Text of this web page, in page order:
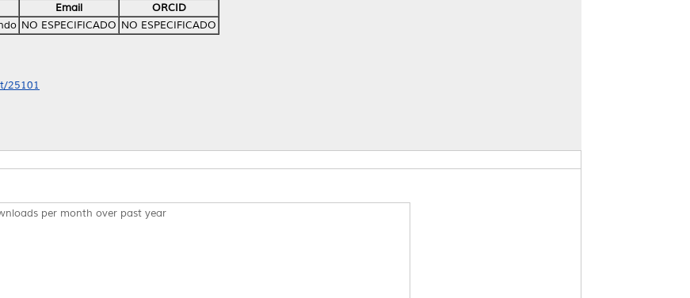
Email
ORCID
NO ESPECIFICADO NO ESPECIFICADO
25101
per month over past year